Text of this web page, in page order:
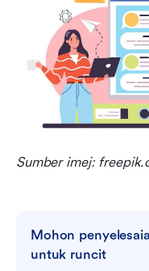
Sumber imej:
Mohon
untuk runcit